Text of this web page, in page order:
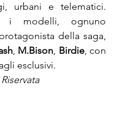
urbani e telematici.
i modelli, ognuno
, M.Bison, Birdie, con
esclusivi.